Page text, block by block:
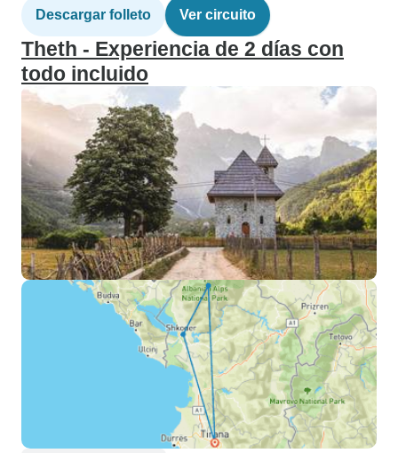
Descargar folleto Ver circuito
Theth - Experiencia de 2 días con
todo incluido